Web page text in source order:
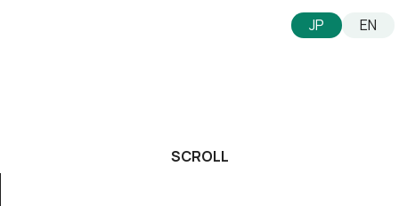
JP EN
SCROLL